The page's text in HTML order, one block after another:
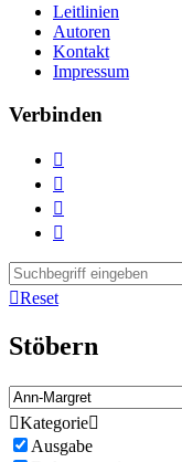
Leitlinien
Autoren
Kontakt
Impressum
Verbinden




Reset
Stöbern
Kategorie
Ausgabe